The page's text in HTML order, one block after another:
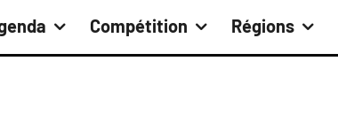
Compétition Régions